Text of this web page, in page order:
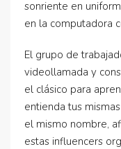
sonriente en
en la computadora
El grupo de
videollamada y
el clásico para
entienda tus
el mismo nombre,
estas influencers